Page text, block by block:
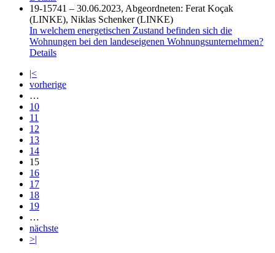
19-15741 – 30.06.2023, Abgeordneten: Ferat Koçak
(LINKE), Niklas Schenker (LINKE)
In welchem energetischen Zustand befinden sich die
Wohnungen bei den landeseigenen Wohnungsunternehmen?
Details
|<
vorherige
…
10
11
12
13
14
15
16
17
18
19
…
nächste
>|